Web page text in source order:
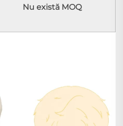
Nu există MOQ